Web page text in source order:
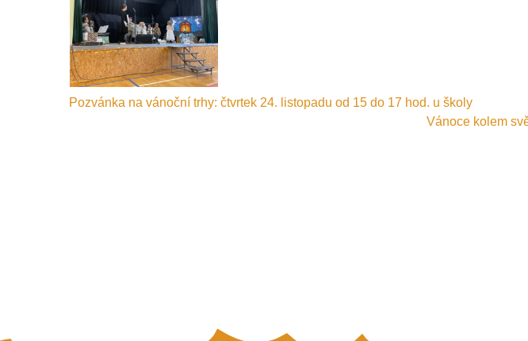
Navigace
Pozvánka na vánoční trhy: čtvrtek 24. listopadu od 15 do 17 hod. u školy
Vánoce kolem